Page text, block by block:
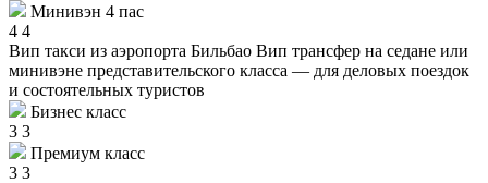
Минивэн 4 пас
4 4
Вип такси из аэропорта Бильбао Вип трансфер на седане или
минивэне представительского класса — для деловых поездок
и состоятельных туристов
Бизнес класс
3 3
Премиум класс
3 3